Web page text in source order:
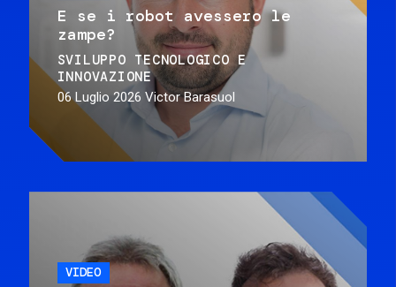
E se i robot avessero le
zampe?
SVILUPPO TECNOLOGICO E
INNOVAZIONE
06 Luglio 2026 Victor Barasuol
VIDEO